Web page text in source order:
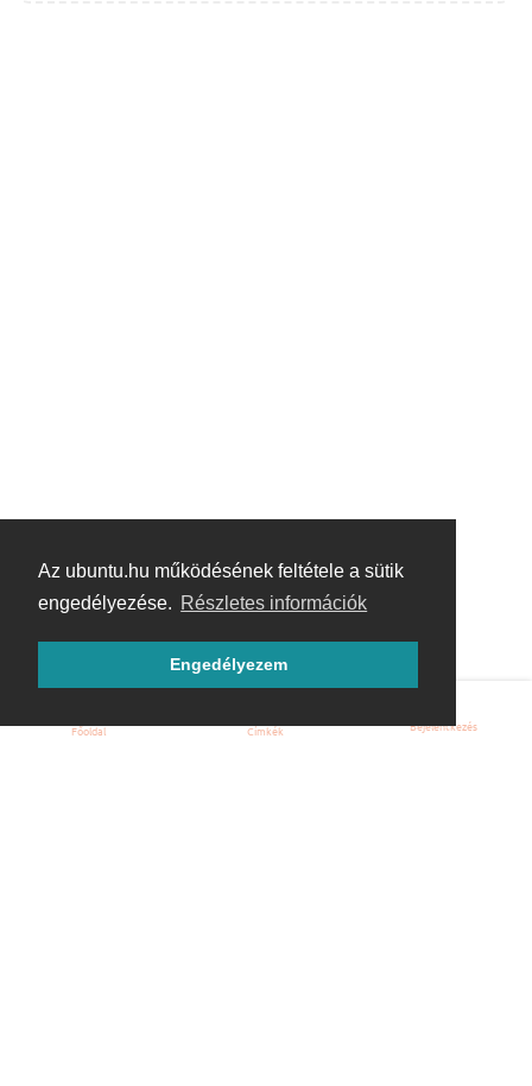
Az ubuntu.hu működésének feltétele a sütik
engedélyezése. Részletes információk
Engedélyezem
Főoldal Címkék Bejelentkezés